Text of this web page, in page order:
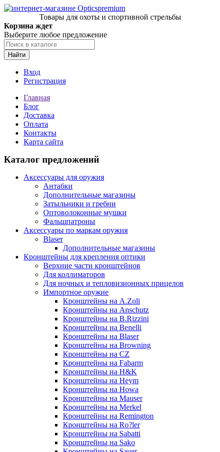
Товары для охоты и спортивной стрельбы
Корзина ждет
Выберите любое предложение
Найти
Вход
Регистрация
Главная
Блог
Доставка
Оплата
Контакты
Карта сайта
Каталог предложений
Аксессуары для оружия
Антабки
Дополнительные магазины
Затыльники и гребни
Оптоволоконные мушки
Фальшпатроны
Аксессуары по маркам оружия
Blaser
Дополнительные магазины
Кронштейны для крепления оптики
Верхние части кронштейнов
Для коллиматоров
Для ночных и тепловизионных прицелов
Импортное оружие
Кронштейны на A.Zoli
Кронштейны на Anschutz
Кронштейны на B.Rizzini
Кронштейны на Benelli
Кронштейны на Blaser
Кронштейны на Browning
Кронштейны на CZ
Кронштейны на Fabarm
Кронштейны на H&K
Кронштейны на Heym
Кронштейны на Howa
Кронштейны на Mauser
Кронштейны на Merkel
Кронштейны на Remington
Кронштейны на Ro?ler
Кронштейны на Sabatti
Кронштейны на Sako